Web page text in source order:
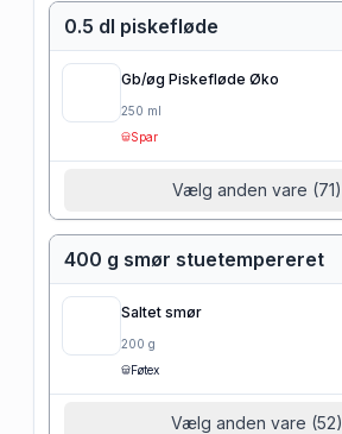
0.5 dl piskefløde
Gb/øg Piskefløde Øko
250 ml
Spar
Vælg anden vare (71)
400 g smør stuetempereret
Saltet smør
200 g
Føtex
Vælg anden vare (52)